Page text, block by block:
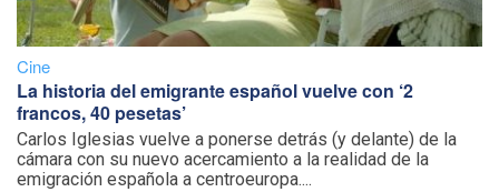
Cine
La historia del emigrante español vuelve con ‘2
francos, 40 pesetas’
Carlos Iglesias vuelve a ponerse detrás (y delante) de la
cámara con su nuevo acercamiento a la realidad de la
emigración española a centroeuropa....